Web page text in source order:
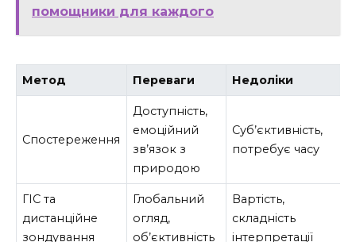
помощники для каждого
Метод Переваги Недоліки
Спостереження
Доступність,
емоційний
зв’язок з
природою
Суб’єктивність,
потребує часу
ГІС та
дистанційне
зондування
Глобальний
огляд,
об’єктивність
Вартість,
складність
інтерпретації